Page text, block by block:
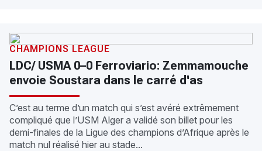
CHAMPIONS LEAGUE
LDC/ USMA 0–0 Ferroviario: Zemmamouche
envoie Soustara dans le carré d'as
C’est au terme d’un match qui s’est avéré extrêmement
compliqué que l’USM Alger a validé son billet pour les
demi-finales de la Ligue des champions d’Afrique après le
match nul réalisé hier au stade...